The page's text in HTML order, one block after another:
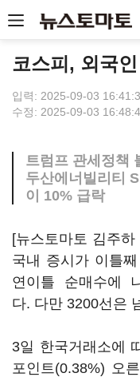
코스피, 외국
입력: 2025-09-03
수정: 2025-09-03
트럼프 관세정책
두산에너빌리티
이 10% 급락
[뉴스토마토 김주
국내 증시가 이틀
연이틀 순매수에
다. 다만 3200선은
3일 한국거래소에
포인트(0.38%) 오